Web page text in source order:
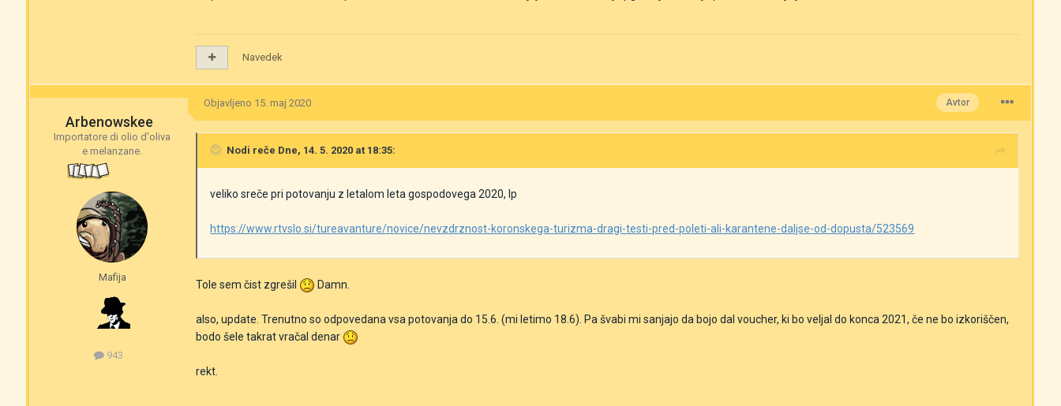
Navedek
Arbenowskee
Importatore di olio d'oliva
e melanzane.
Mafija
943
Avtor
Objavljeno 15. maj 2020
Nodi reče Dne, 14. 5. 2020 at 18:35:
veliko sreče pri potovanju z letalom leta gospodovega 2020, lp
https://www.rtvslo.si/tureavanture/novice/nevzdrznost-koronskega-turizma-dragi-testi-pred-poleti-ali-karantene-daljse-od-dopusta/523569
Tole sem čist zgrešil Damn.
also, update. Trenutno so odpovedana vsa potovanja do 15.6. (mi letimo 18.6). Pa švabi mi sanjajo da bojo dal voucher, ki bo veljal do konca 2021, če ne bo izkoriščen,
bodo šele takrat vračal denar
rekt.